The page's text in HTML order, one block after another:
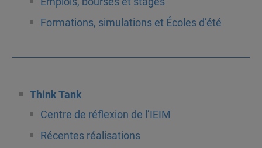
Formations, simulations et Écoles d’été
Think Tank
Centre de réflexion de l’IEIM
Récentes réalisations